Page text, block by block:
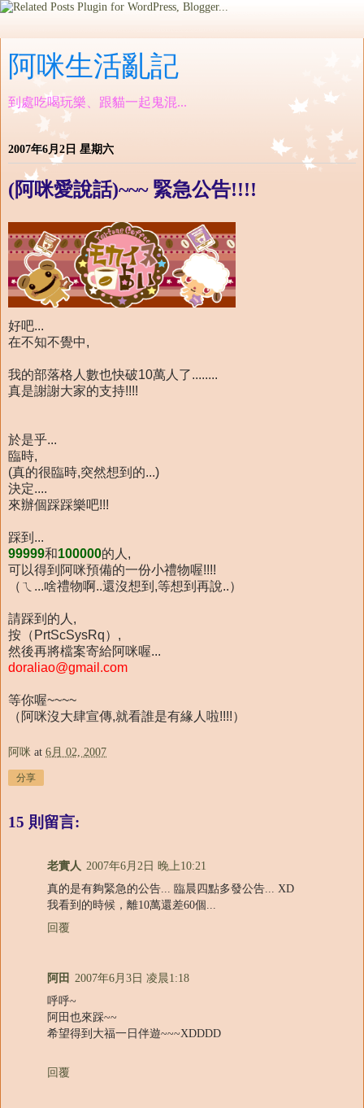
阿咪生活亂記
到處吃喝玩樂、跟貓一起鬼混...
2007年6月2日 星期六
(阿咪愛說話)~~~ 緊急公告!!!!
好吧...
在不知不覺中,
我的部落格人數也快破10萬人了........
真是謝謝大家的支持!!!!
於是乎...
臨時,
(真的很臨時,突然想到的...)
決定....
來辦個踩踩樂吧!!!
踩到...
99999和100000的人,
可以得到阿咪預備的一份小禮物喔!!!!
（ㄟ...啥禮物啊..還沒想到,等想到再說..）
請踩到的人,
按（PrtScSysRq）,
然後再將檔案寄給阿咪喔...
doraliao@gmail.com
等你喔~~~~
（阿咪沒大肆宣傳,就看誰是有緣人啦!!!!）
阿咪 at 6月 02, 2007
分享
15 則留言:
老實人 2007年6月2日 晚上10:21
真的是有夠緊急的公告... 臨晨四點多發公告... XD
我看到的時候，離10萬還差60個...
回覆
阿田
2007年6月3日 凌晨1:18
呼呼~
阿田也來踩~~
希望得到大福一日伴遊~~~XDDDD
回覆